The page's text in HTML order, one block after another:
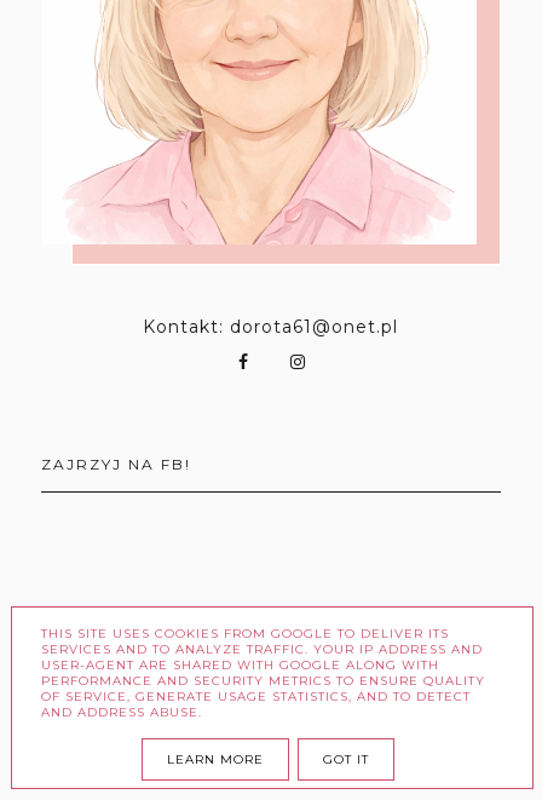
Kontakt: dorota61@onet.pl
ZAJRZYJ NA FB!
THIS SITE USES COOKIES FROM GOOGLE TO DELIVER ITS
SERVICES AND TO ANALYZE TRAFFIC. YOUR IP ADDRESS AND
USER-AGENT ARE SHARED WITH GOOGLE ALONG WITH
PERFORMANCE AND SECURITY METRICS TO ENSURE QUALITY
OF SERVICE, GENERATE USAGE STATISTICS, AND TO DETECT
AND ADDRESS ABUSE.
LEARN MORE GOT IT